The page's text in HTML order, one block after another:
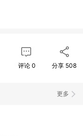
评论 0 分享 508
更多